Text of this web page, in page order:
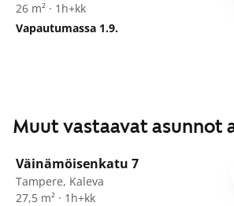
26 m² · 1h+kk
Vapautumassa 1.9.
Muut vastaavat asunnot
Väinämöisenkatu 7
Tampere, Kaleva
27,5 m² · 1h+kk